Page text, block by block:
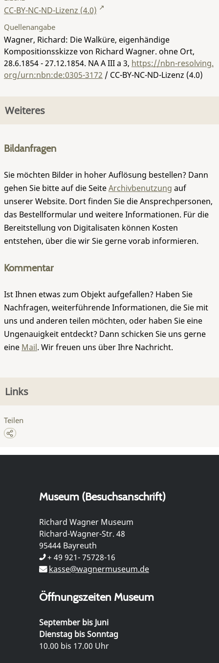
CC-BY-NC-ND-Lizenz (4.0)
Quellenangabe
Wagner, Richard: Die Walküre, eigenhändige
Kompositionsskizze von Richard Wagner. ohne Ort,
28.6.1854 - 27.12.1854. NA A III a 3, https://nbn-resolving.
org/urn:nbn:de:0305-3172 / CC-BY-NC-ND-Lizenz (4.0)
Weiteres
Bildanfragen
Sie möchten Bilder in hoher Auflösung bestellen? Dann
gehen Sie bitte auf die SeiteArchivbenutzung auf
unserer Website. Dort finden Sie die Ansprechpersonen,
das Bestellformular und weitere Informationen. Für die
Bereitstellung von Digitalisaten können Kosten
entstehen, über die wir Sie gerne vorab informieren.
Kommentar
Ist Ihnen etwas zum Objekt aufgefallen? Haben Sie
Nachfragen, weiterführende Informationen, die Sie mit
uns und anderen teilen möchten, oder haben Sie eine
Ungenauigkeit entdeckt? Dann schicken Sie uns gerne
eine Mail. Wir freuen uns über Ihre Nachricht.
Links
Teilen
Museum (Besuchsanschrift)
Richard Wagner Museum
Richard-Wagner-Str. 48
95444 Bayreuth
+ 49 921- 75728-16
kasse@wagnermuseum.de
Öffnungszeiten Museum
September bis Juni
Dienstag bis Sonntag
10.00 bis 17.00 Uhr